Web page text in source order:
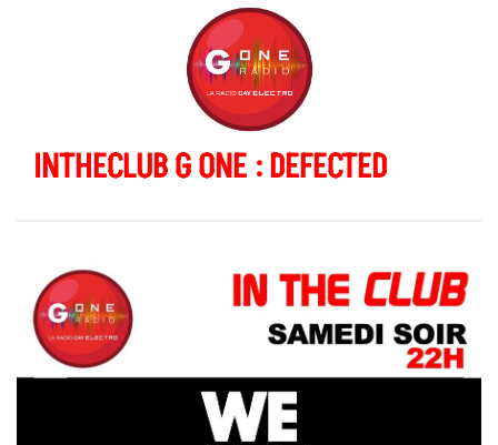
INTHECLUB G ONE : DEFECTED